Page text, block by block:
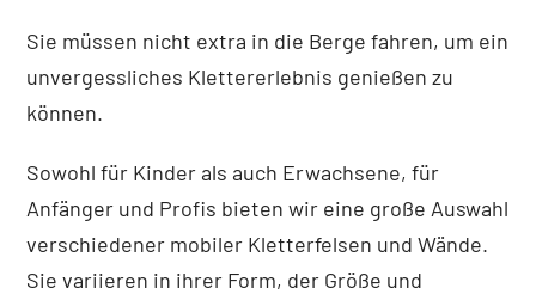
Sie müssen nicht extra in die Berge fahren, um ein
unvergessliches Klettererlebnis genießen zu
können.
Sowohl für Kinder als auch Erwachsene, für
Anfänger und Profis bieten wir eine große Auswahl
verschiedener mobiler Kletterfelsen und Wände.
Sie variieren in ihrer Form, der Größe und